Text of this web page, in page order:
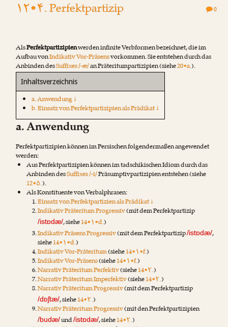
۱۲•۴. Perfektpartizip 0
AlsPerfektpartizipienwerden infinite Verbformen bezeichnet, die im
Aufbau vonIndikativ Vor-Präsensvorkommen. Sie entstehen durch das
Anbinden desSuffixes /-æ/an Präteritumpartizipien (siehe20•a.).
Inhaltsverzeichnis
a. Anwendung ↓
b. Einsatz von Perfektpartizipien als Prädikat ↓
a. Anwendung
Perfektpartizipien können im Persischen folgendermaßen angewendet
werden:
Aus Perfektpartizipien können im tadschikischen Idiom durch das
Anbinden desSuffixes /-i/Präsumptivpartizipien entstehen (siehe
12•۵.).
Als Konstituente von Verbalphrasen:
Einsatz von Perfektpartizien als Prädikat ↓
Indikativ Präteritum Progressiv(mit dem Perfektpartizip
/istɒdæ/, siehe14•۱•d.)
Indikativ Präsens Progressiv(mit dem Perfektpartizip/istɒdæ/,
siehe14•۱•d.)
Indikativ Vor-Präteritum(siehe14•۱•f.)
Indikativ Vor-Präsens(siehe14•۱•f.)
Narrativ Präteritum Perfektiv(siehe14•۲.)
Narrativ Präteritum Imperfektiv(siehe14•۲.)
Narrativ Präteritum Progressiv(mit dem Perfektpartizip
/dɒʃtæ/, siehe14•۲.)
Narrativ Präteritum Progressiv(mit den Perfektpartizipien
/budæ/und/istɒdæ/, siehe14•۲.)